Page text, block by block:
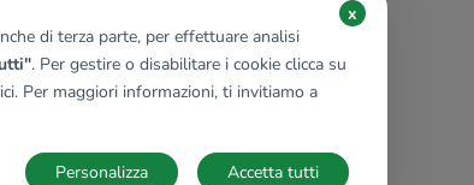
di terza parte, per effettuare analisi
. Per gestire o disabilitare i cookie clicca su
Per maggiori informazioni, ti invitiamo a
x
Accetta tutti
Personalizza